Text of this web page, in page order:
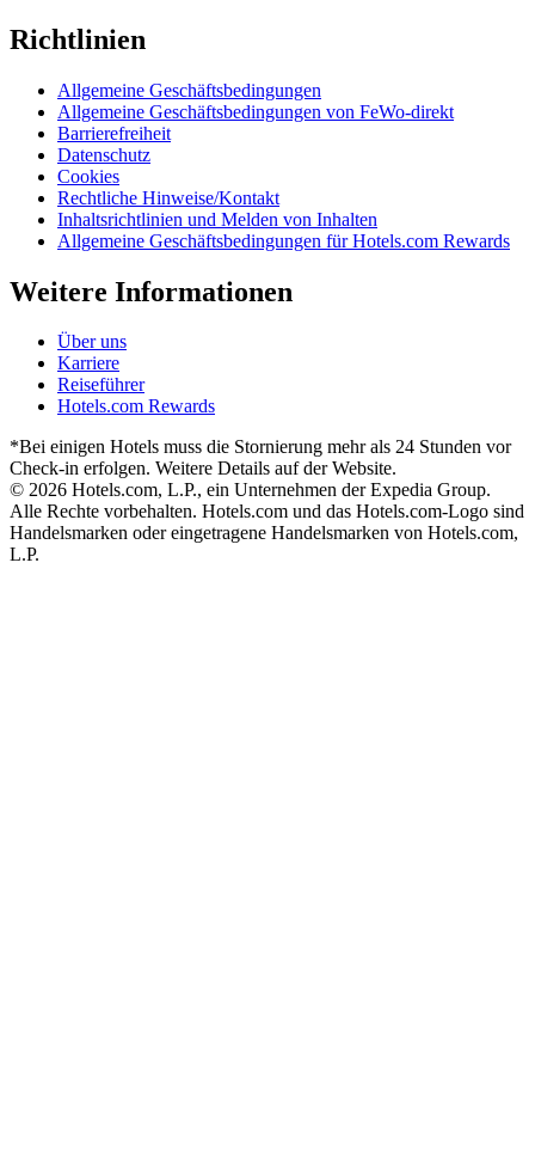
Richtlinien
Allgemeine Geschäftsbedingungen
Allgemeine Geschäftsbedingungen von FeWo-direkt
Barrierefreiheit
Datenschutz
Cookies
Rechtliche Hinweise/Kontakt
Inhaltsrichtlinien und Melden von Inhalten
Allgemeine Geschäftsbedingungen für Hotels.com Rewards
Weitere Informationen
Über uns
Karriere
Reiseführer
Hotels.com Rewards
*Bei einigen Hotels muss die Stornierung mehr als 24 Stunden vor
Check-in erfolgen. Weitere Details auf der Website.
© 2026 Hotels.com, L.P., ein Unternehmen der Expedia Group.
Alle Rechte vorbehalten. Hotels.com und das Hotels.com-Logo sind
Handelsmarken oder eingetragene Handelsmarken von Hotels.com,
L.P.